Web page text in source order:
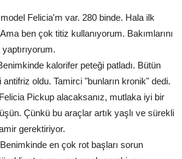
Felicia'm var. 280 binde. Hala ilk
ben çok titiz kullanıyorum. Bakımlarını
kalorifer peteği patladı. Bütün
antifriz oldu. Tamirci "bunların kronik" dedi.
Felicia Pickup alacaksanız, mutlaka iyi bir
Çünkü bu araçlar artık yaşlı ve sürekli
gerektiriyor.
Benimkinde en çok rot başları sorun